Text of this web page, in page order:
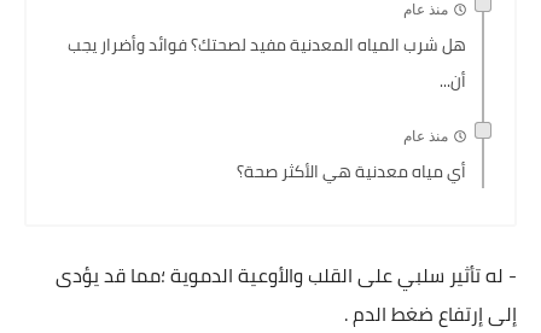
منذ عام
هل شرب المياه المعدنية مفيد لصحتك؟ فوائد وأضرار يجب
أن...
منذ عام
أي مياه معدنية هي الأكثر صحة؟
- له تأثير سلبي على القلب والأوعية الدموية ؛مما قد يؤدى
إلى إرتفاع ضغط الدم .